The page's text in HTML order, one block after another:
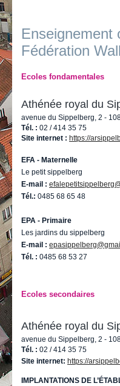
Actualités
Enseignement
Fédération
Ecoles fondamentales
Athénée royal du
avenue du Sippelberg, 2 -
Tél. : 02 / 414 35 75
Site internet : https://
EFA - Maternelle
Le petit sippelberg
E-mail :
Tél.: 0485 68 65 48
EPA - Primaire
Les jardins du sippelberg
E-mail :
Tél. : 0485 68 53 27
Ecoles secondaires
Athénée royal du
avenue du Sippelberg, 2 -
Tél. : 02 / 414 35 75
Site internet: https://
IMPLANTATIONS DE